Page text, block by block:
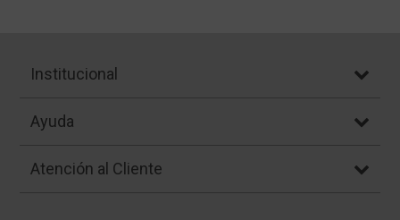
Institucional
Ayuda
Atención al Cliente